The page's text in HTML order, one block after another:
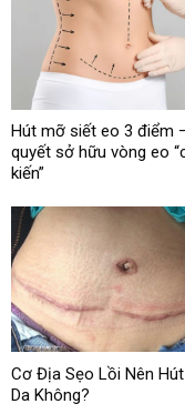
Hút mỡ siết eo 3 điểm
quyết sở hữu vòng eo
kiến”
Cơ Địa Sẹo Lồi Nên
Da Không?